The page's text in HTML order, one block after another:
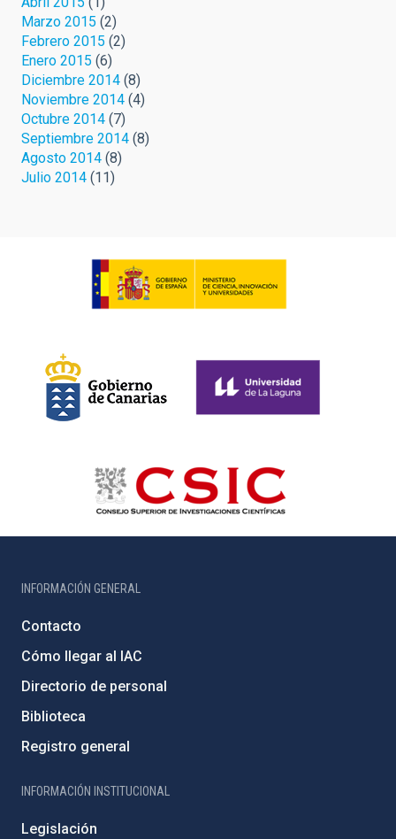
Marzo 2015 (2)
Febrero 2015 (2)
Enero 2015 (6)
Diciembre 2014 (8)
Noviembre 2014 (4)
Octubre 2014 (7)
Septiembre 2014 (8)
Agosto 2014 (8)
Julio 2014 (11)
INFORMACIÓN GENERAL
Contacto
Cómo llegar al IAC
Directorio de personal
Biblioteca
Registro general
INFORMACIÓN INSTITUCIONAL
Legislación